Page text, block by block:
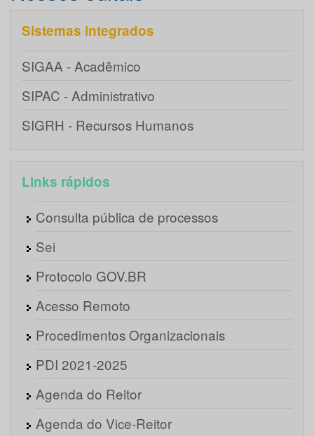
Sistemas integrados
SIGAA - Acadêmico
SIPAC - Administrativo
SIGRH - Recursos Humanos
Links rápidos
Consulta pública de processos
Sei
Protocolo GOV.BR
Acesso Remoto
Procedimentos Organizacionais
PDI 2021-2025
Agenda do Reitor
Agenda do Vice-Reitor